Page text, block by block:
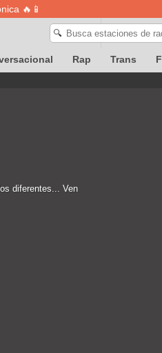
🔥📱
🔍
Rap Trans
diferentes... Ven